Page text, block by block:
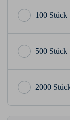
100 Stück
500 Stück
2000